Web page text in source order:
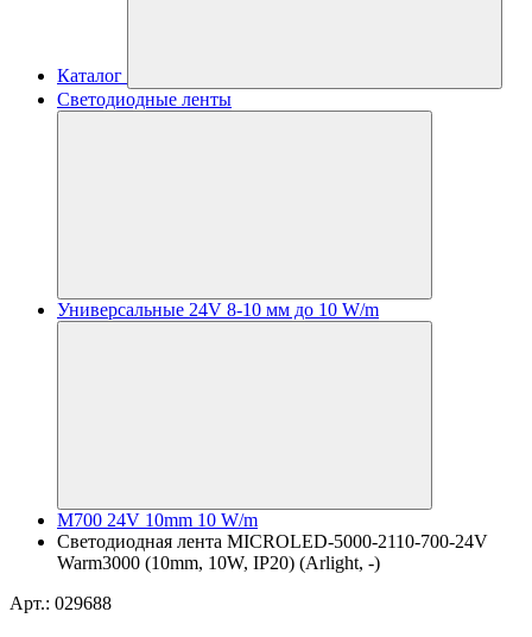
Каталог
Светодиодные ленты
Универсальные 24V 8-10 мм до 10 W/m
M700 24V 10mm 10 W/m
Светодиодная лента MICROLED-5000-2110-700-24V
Warm3000 (10mm, 10W, IP20) (Arlight, -)
Арт.: 029688